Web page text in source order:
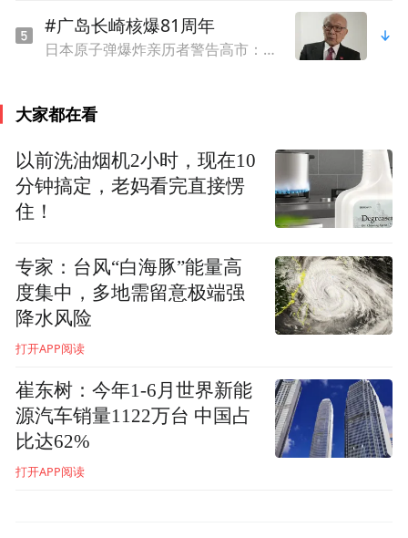
专访间接受专访。专访实录如下：
的失独人群大概是什么样的规模？跟过往比
毛爱珍： 失独人群数据从2012年公布的100
万，到现在将近有150万家庭，每年以7.6%
元月开始到现在已经5年，累计服务人群，也
就是失独妇女有3.5万人次。因为我们这是一
个持续的项目，一般就通过开展各类活动，
比如说暖心年夜饭、暖心植树节、暖心端午
节等等这些活动，让失独妇女们能够在一起
相互给予鼓励，相互扶持，走出那种哀伤的
泥沼，重燃生活的信念。
#广岛长崎核爆81周年
日本原子弹爆炸亲历者警告高市：想通过战争成为大国，这种想法本身就是错误的
大家都在看
以前洗油烟机2小时，现在10
分钟搞定，老妈看完直接愣
住！
专家：台风“白海豚”能量高
度集中，多地需留意极端强
降水风险
打开APP阅读
崔东树：今年1-6月世界新能
源汽车销量1122万台 中国占
比达62%
打开APP阅读